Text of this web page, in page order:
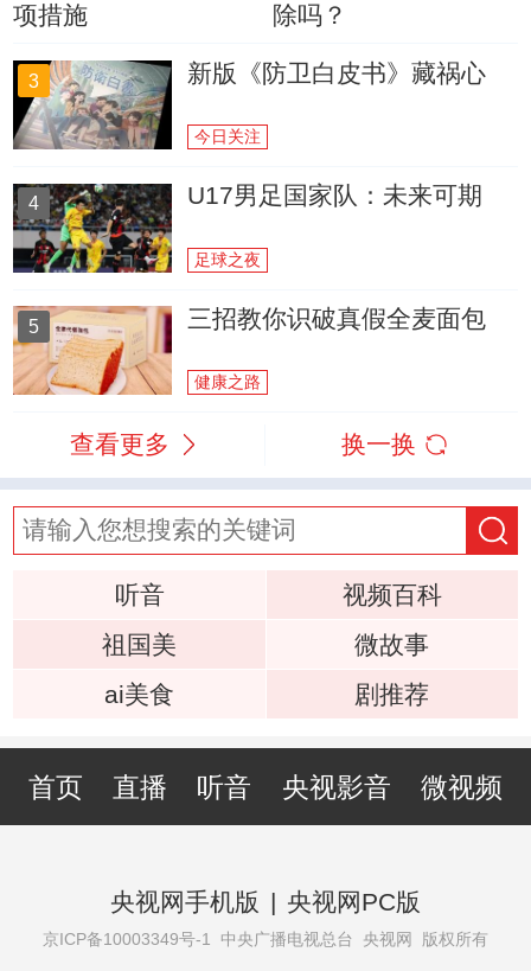
项措施
除吗？
3 新版《防卫白皮书》藏祸心
今日关注
4 U17男足国家队：未来可期
足球之夜
5 三招教你识破真假全麦面包
健康之路
查看更多 换一换
听音
视频百科
祖国美
微故事
ai美食
剧推荐
首页 直播 听音 央视影音 微视频
央视网手机版 | 央视网PC版
京ICP备10003349号-1 中央广播电视总台 央视网 版权所有